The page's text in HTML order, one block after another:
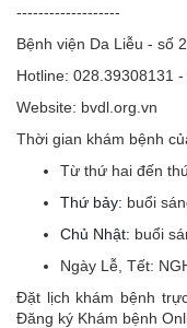
-------------------
Bệnh viện Da Liễu - số
Hotline: 028.39308131
Website: bvdl.org.vn
Thời gian khám bệnh
Từ thứ hai đến
Thứ bảy: buổi
Chủ Nhật: buổi
Ngày Lễ, Tết:
Đặt lịch khám bệnh
Đăng ký Khám bệnh